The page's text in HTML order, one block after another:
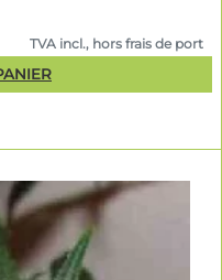
TVA incl., hors frais de port